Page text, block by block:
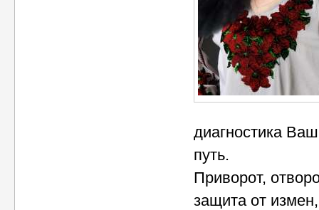
диагностика
путь.
Приворот,
защита от